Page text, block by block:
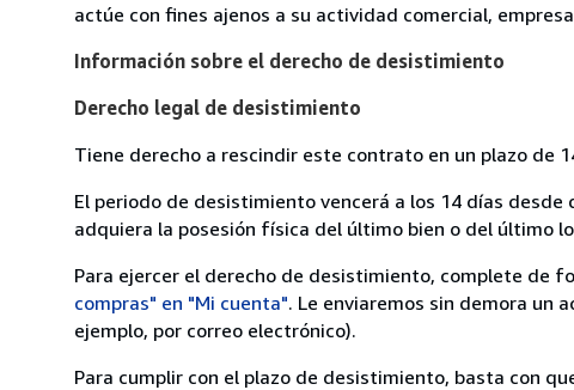
actúe con fines ajenos a su actividad comercial,
Información sobre el derecho de desistimiento
Derecho legal de desistimiento
Tiene derecho a rescindir este contrato en un plazo de
El periodo de desistimiento vencerá a los 14 días
adquiera la posesión física del último bien o del último
Para ejercer el derecho de desistimiento, complete de
compras" en "Mi cuenta". Le enviaremos sin demora un
ejemplo, por correo electrónico).
Para cumplir con el plazo de desistimiento, basta con